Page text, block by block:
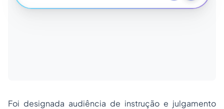
Foi designada audiência de instrução e julgamento